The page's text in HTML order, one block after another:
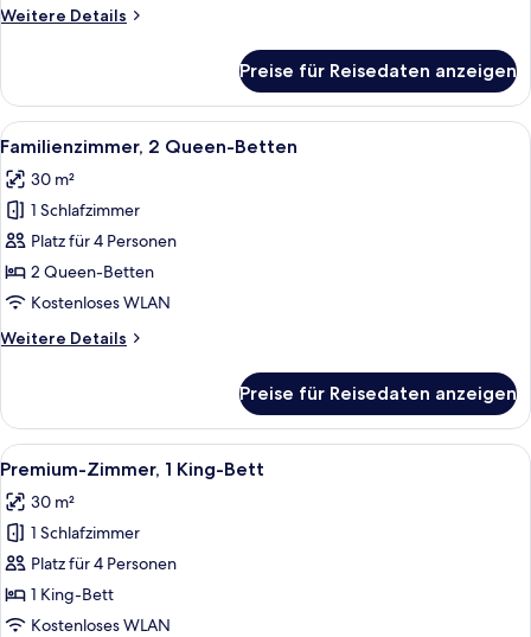
Weitere Details
Weitere
Zweibettzimmer,
2 Einzelbetten
Preise für Reisedaten anzeigen
Alle
Fotos
für
Familienzimmer,
2 Queen-
Betten
anzeigen
Ein Hotelzimmer mit zwei Betten,
5
Familienzimmer, 2 Queen-Betten
30 m²
1 Schlafzimmer
Platz für 4 Personen
2 Queen-Betten
Kostenloses WLAN
Weitere Details
Weitere
2 Queen-
Betten
Preise für Reisedaten anzeigen
Alle
Fotos
für
Premium-
Zimmer,
1 King-
Bett
Ein Hotelzimmer mit einem großen
8
Premium-Zimmer, 1 King-Bett
30 m²
1 Schlafzimmer
Platz für 4 Personen
1 King-Bett
Kostenloses WLAN